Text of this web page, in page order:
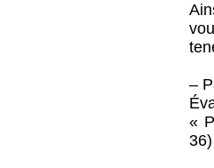
–
«
36)